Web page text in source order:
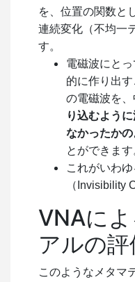
を、位置の関数と
連続変化（不均一
す。
電磁波にと
的に作り出
の電磁波を
り込むよう
なかったか
とができます
これがいわ
（Invisibility
VNAに
アルの評
このようなメタマ